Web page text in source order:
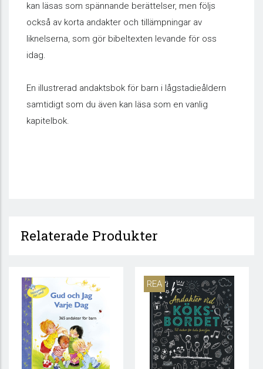
kan läsas som spännande berättelser, men följs
också av korta andakter och tillämpningar av
liknelserna, som gör bibeltexten levande för oss
idag.
En illustrerad andaktsbok för barn i lågstadieåldern
samtidigt som du även kan läsa som en vanlig
kapitelbok.
Relaterade Produkter
REA